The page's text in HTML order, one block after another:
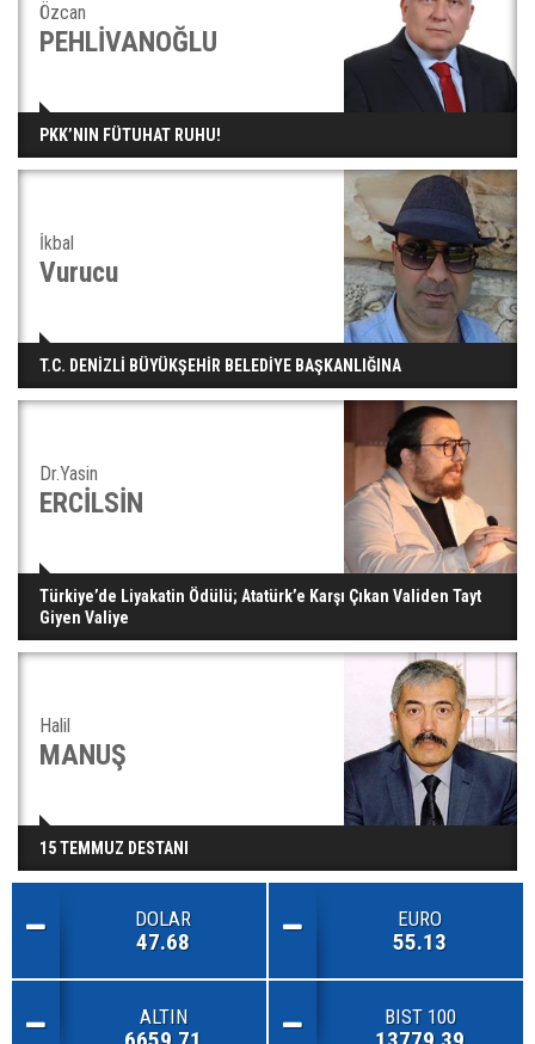
Özcan
PEHLİVANOĞLU
PKK’NIN FÜTUHAT RUHU!
İkbal
Vurucu
T.C. DENİZLİ BÜYÜKŞEHİR BELEDİYE BAŞKANLIĞINA
Dr.Yasin
ERCİLSİN
Türkiye’de Liyakatin Ödülü; Atatürk’e Karşı Çıkan Validen Tayt
Giyen Valiye
Halil
MANUŞ
15 TEMMUZ DESTANI
DOLAR
47.68
EURO
55.13
ALTIN BIST 100